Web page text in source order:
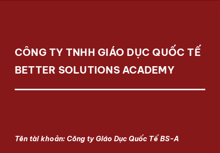
Tuyển dụng
CÔNG TY TNHH GIÁO DỤC QUỐC TẾ
BETTER SOLUTIONS ACADEMY
Tên tài khoản: Công ty Giáo Dục Quốc Tế BS-A